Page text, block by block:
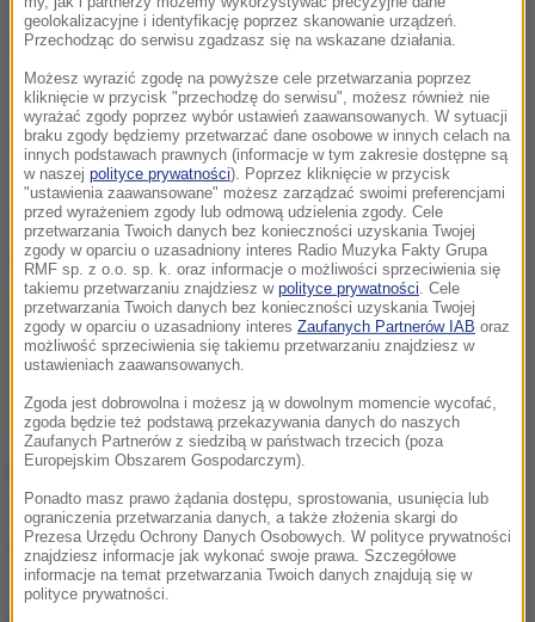
Amerykę przez 250 lat.
Leon XIV zachęcił Amerykanów do refleksji nad
odpowiedzialnością wobec siebie nawzajem i
przyszłych pokoleń.
Najważniejsze informacje z kraju i ze świata
znajdziesz na stronie głównejRMF24
Opublikowany w sobotę w Watykanie papieski list
otwierają słowa:
Składam moje serdeczne gratulacje wszystkim
Amerykanom z okazji 250. rocznicy podpisania
Deklaracji Niepodległości.
Pierwszy w historii papież pochodzący z USA dodał,
że wydarzenie z 4 lipca 1776 roku „nadało trwały
głos ideałom wolności, równości, dążenia do
szczęścia, sprawiedliwości oraz demokratycznego
geolokalizacyjne i identyfikację poprzez skanowanie urządzeń.
Przechodząc do serwisu zgadzasz się na wskazane działania.
Możesz wyrazić zgodę na powyższe cele przetwarzania poprzez
kliknięcie w przycisk "przechodzę do serwisu", możesz również nie
wyrażać zgody poprzez wybór ustawień zaawansowanych. W sytuacji
braku zgody będziemy przetwarzać dane osobowe w innych celach na
innych podstawach prawnych (informacje w tym zakresie dostępne są
w naszej polityce prywatności). Poprzez kliknięcie w przycisk
"ustawienia zaawansowane" możesz zarządzać swoimi preferencjami
przed wyrażeniem zgody lub odmową udzielenia zgody. Cele
przetwarzania Twoich danych bez konieczności uzyskania Twojej
zgody w oparciu o uzasadniony interes Radio Muzyka Fakty Grupa
RMF sp. z o.o. sp. k. oraz informacje o możliwości sprzeciwienia się
takiemu przetwarzaniu znajdziesz w polityce prywatności . Cele
przetwarzania Twoich danych bez konieczności uzyskania Twojej
zgody w oparciu o uzasadniony interes Zaufanych Partnerów IAB oraz
możliwość sprzeciwienia się takiemu przetwarzaniu znajdziesz w
ustawieniach zaawansowanych.
Zgoda jest dobrowolna i możesz ją w dowolnym momencie wycofać,
zgoda będzie też podstawą przekazywania danych do naszych
Zaufanych Partnerów z siedzibą w państwach trzecich (poza
Europejskim Obszarem Gospodarczym).
Ponadto masz prawo żądania dostępu, sprostowania, usunięcia lub
ograniczenia przetwarzania danych, a także złożenia skargi do
Prezesa Urzędu Ochrony Danych Osobowych. W polityce prywatności
znajdziesz informacje jak wykonać swoje prawa. Szczegółowe
informacje na temat przetwarzania Twoich danych znajdują się w
polityce prywatności.